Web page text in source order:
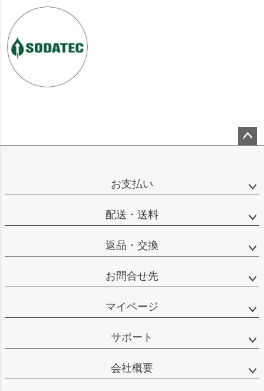
お支払い
配送・送料
返品・交換
お問合せ先
マイページ
サポート
会社概要